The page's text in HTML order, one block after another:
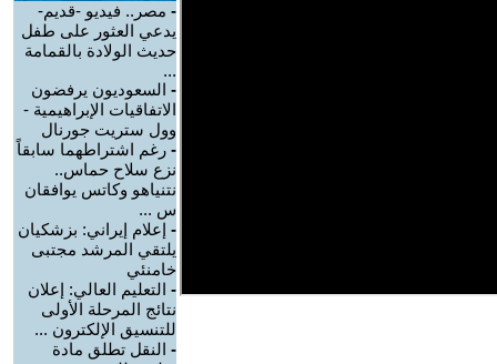
- مصر.. فيديو -قديم-
يدعي العثور على طفل
حديث الولادة بالقمامة
...
- السعوديون يرفضون
الاتفاقيات الإبراهيمية -
وول ستريت جورنال
- رغم اشتراطهما سابقاً
نزع سلاح حماس..
نتنياهو وكاتس يوافقان
س ...
- إعلام إيراني: بزشكيان
يلتقي المرشد مجتبى
خامنئي
- التعليم العالي: إعلان
نتائج المرحلة الأولى
للتنسيق الإلكترون ...
- النقل تطلق مادة